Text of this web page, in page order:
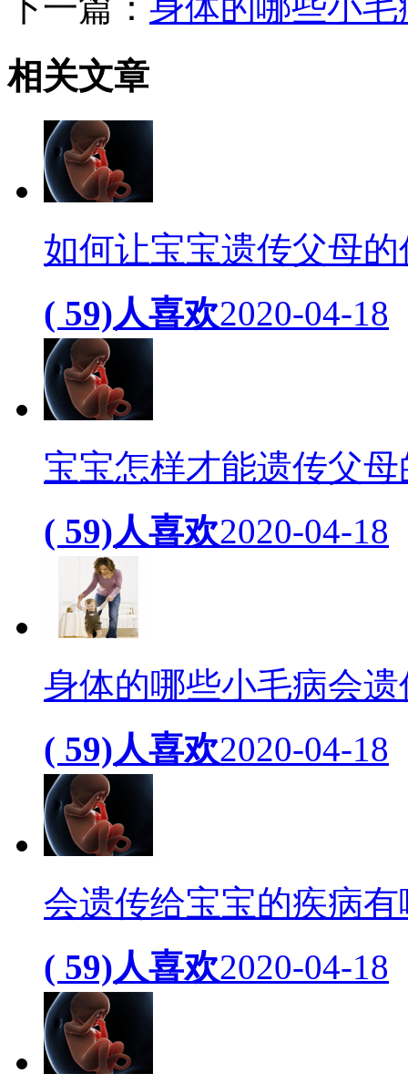
相关文章
如何让宝宝遗传父母的
( 59)人喜欢2020-04-18
宝宝怎样才能遗传父
( 59)人喜欢2020-04-18
身体的哪些小毛病会
( 59)人喜欢2020-04-18
会遗传给宝宝的疾病有
( 59)人喜欢2020-04-18